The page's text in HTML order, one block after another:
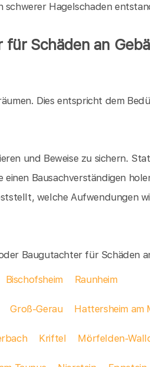
schwerer Hagelschaden
Schäden an
Dies entspricht dem
und Beweise zu sichern.
Bausachverständigen
welche Aufwendungen
Baugutachter für Schäden
Bischofsheim Raunheim
Groß-Gerau Hattersheim am
Kriftel Mörfelden-